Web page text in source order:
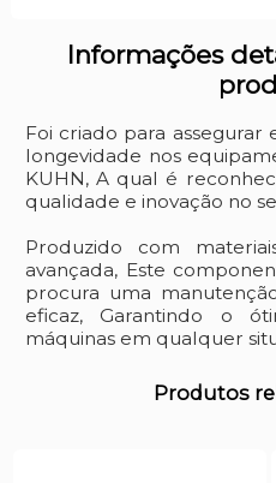
Informações
Foi criado para
longevidade nos
KUHN, A qual é
qualidade e inovação no
Produzido com
avançada, Este
procura uma
eficaz, Garantindo o
máquinas em qualquer
Produtos